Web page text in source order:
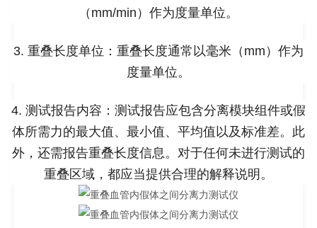
（mm/min）作为度量单位。
3. 重叠长度单位：重叠长度通常以毫米（mm）作为
度量单位。
4. 测试报告内容：测试报告应包含分离模块组件或假
体所需力的最大值、最小值、平均值以及标准差。此
外，还需报告重叠长度信息。对于任何未进行测试的
重叠区域，都应当提供合理的解释说明。